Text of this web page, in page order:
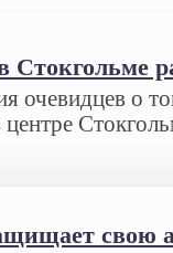
Стокгольме
очевидцев о
центре
свою